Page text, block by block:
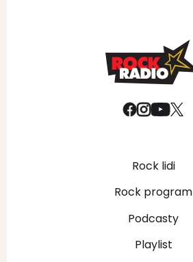
Rock lidi
Rock program
Podcasty
Playlist